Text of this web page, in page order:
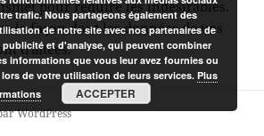
pour réduire les indésirables.
la façon dont les données de vos
traitées.
WordPress
trafic. Nous partageons également des
de notre site avec nos partenaires de
publicité et d'analyse, qui peuvent combiner
informations que vous leur avez fournies ou
de votre utilisation de leurs services. Plus
ACCEPTER